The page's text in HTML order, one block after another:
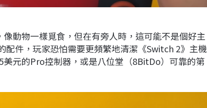
動物一樣覓食，但在有旁人時，這可能不是個好主
配件，玩家恐怕需要更頻繁地清潔《Switch 2》主機
美元的Pro控制器，或是八位堂（8BitDo）可靠的第